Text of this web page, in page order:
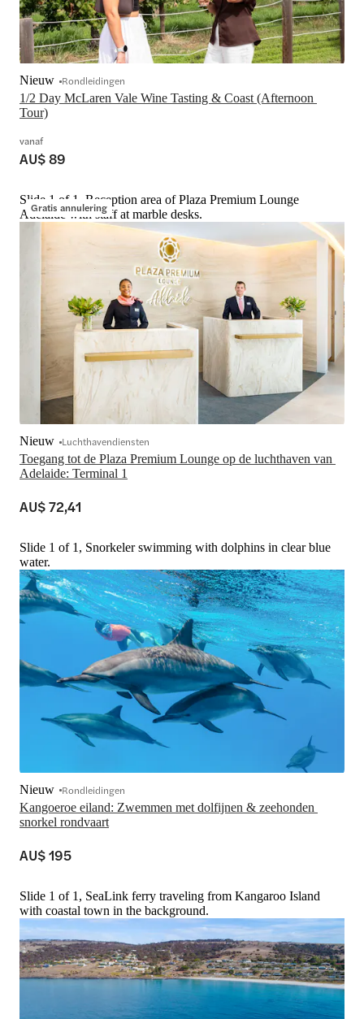
1/2 Day McLaren Vale Wine Tasting & Coast (Afternoon
Tour)
Nieuw Rondleidingen
vanaf
AU$ 89
Gratis annulering
Slide 1 of 1, Reception area of Plaza Premium Lounge
Adelaide with staff at marble desks.
Toegang tot de Plaza Premium Lounge op de luchthaven van
Adelaide: Terminal 1
Nieuw Luchthavendiensten
AU$ 72,41
Slide 1 of 1, Snorkeler swimming with dolphins in clear blue
water.
Kangoeroe eiland: Zwemmen met dolfijnen & zeehonden
snorkel rondvaart
Nieuw Rondleidingen
AU$ 195
Slide 1 of 1, SeaLink ferry traveling from Kangaroo Island
with coastal town in the background.